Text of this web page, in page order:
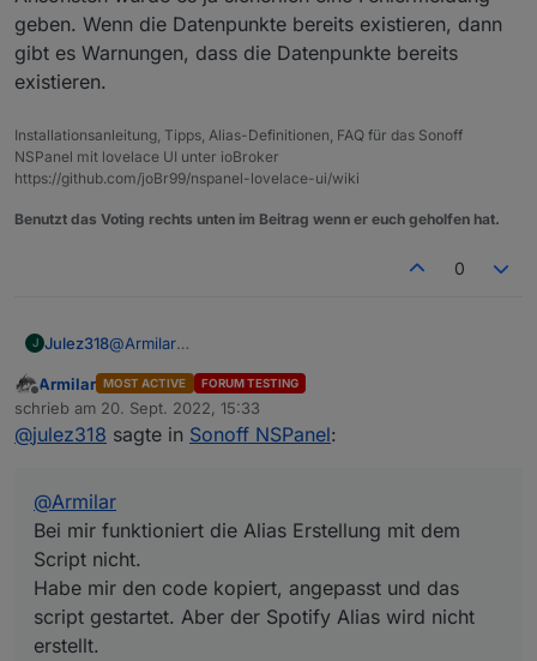
geben. Wenn die Datenpunkte bereits existieren, dann
gibt es Warnungen, dass die Datenpunkte bereits
existieren.
Installationsanleitung, Tipps, Alias-Definitionen, FAQ für das Sonoff
NSPanel mit lovelace UI unter ioBroker
https://github.com/joBr99/nspanel-lovelace-ui/wiki
Benutzt das Voting rechts unten im Beitrag wenn er euch geholfen hat.
0
J Julez318@Armilar
nicht.
Habe mir den code kopiert, angepasst und das script
gestartet. Aber der Spotify Alias wird nicht erstellt.
Offline
Armilar MOST ACTIVE FORUM TESTING
schrieb am 20. Sept. 2022, 15:33
zuletzt editiert von
@julez318 sagte in Sonoff NSPanel:
@Armilar
Bei mir funktioniert die Alias Erstellung mit dem
Script nicht.
Habe mir den code kopiert, angepasst und das
script gestartet. Aber der Spotify Alias wird nicht
erstellt.